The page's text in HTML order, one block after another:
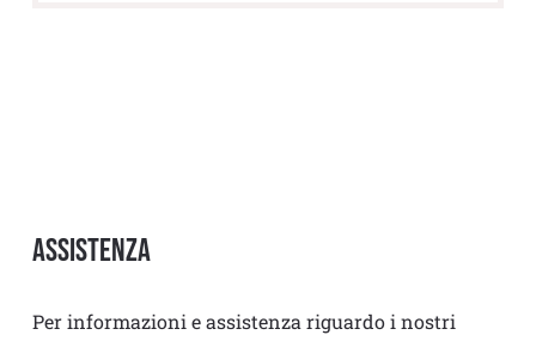
Assistenza
Per informazioni e assistenza riguardo i nostri